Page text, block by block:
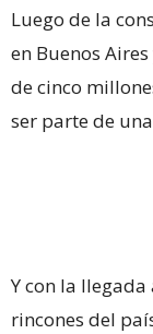
Luego de la
en Buenos
de cinco
ser parte de
Y con la
rincones del